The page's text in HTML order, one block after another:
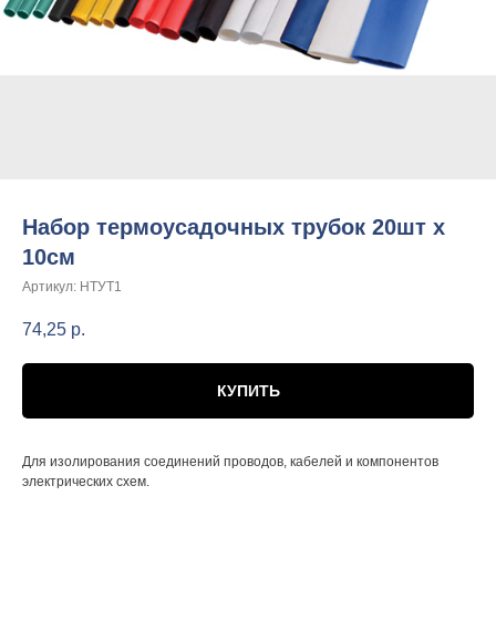
Набор термоусадочных трубок 20шт х
10см
Артикул: НТУТ1
74,25 р.
КУПИТЬ
Для изолирования соединений проводов, кабелей и компонентов
электрических схем.